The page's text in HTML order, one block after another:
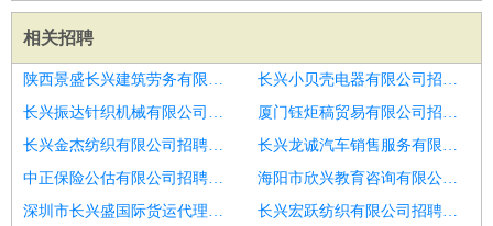
相关招聘
陕西景盛长兴建筑劳务有限公司招聘威海市招聘店员
长兴小贝壳电器有限公司招聘店员
长兴振达针织机械有限公司招聘店员
厦门钰炬稿贸易有限公司招聘营业员
长兴金杰纺织有限公司招聘配镜师
长兴龙诚汽车销售服务有限公司招聘店员
中正保险公估有限公司招聘店员
海阳市欣兴教育咨询有限公司招聘临沂市招聘营业员6
深圳市长兴盛国际货运代理有限公司招聘店员
长兴宏跃纺织有限公司招聘店员